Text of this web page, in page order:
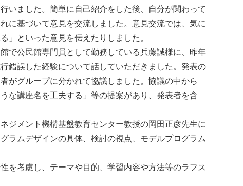
いました。簡単に自己紹介をした後、自分が関わって
に基づいて意見を交流しました。意見交流では、気に
」といった意見を伝えたりしました。
で公民館専門員として勤務している兵藤誠様に、昨年
錯誤した経験について話していただきました。発表の
がグループに分かれて協議しました。協議の中から
な講座名を工夫する」等の提案があり、発表者を含
ジメント機構基盤教育センター教授の岡田正彦先生に
ラムデザインの具体、検討の視点、モデルプログラム
を考慮し、テーマや目的、学習内容や方法等のラフス